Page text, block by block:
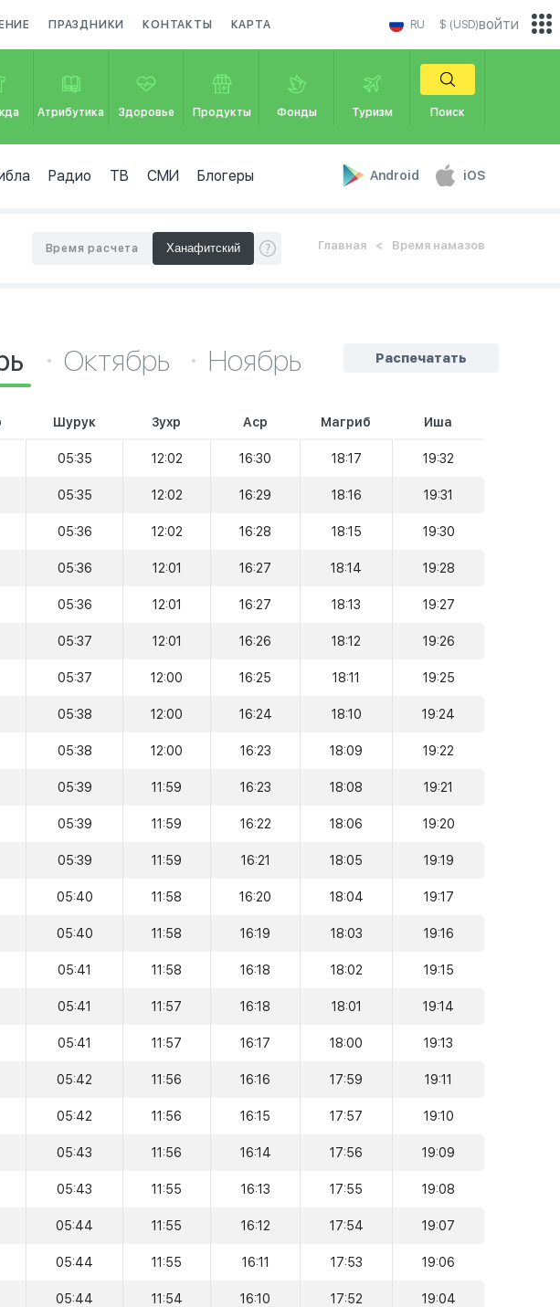
ПРАЗДНИКИ КОНТАКТЫ КАРТА RU $ (USD)
Атрибутика Здоровье Продукты Фонды Туризм Поиск
Радио ТВ СМИ Блогеры Android iOS
войти
Главная Время намазов
Время расчета
Распечатать
Октябрь Ноябрь
Шурук Зухр Аср Магриб Иша
05:35 12:02 16:30 18:17 19:32
05:35 12:02 16:29 18:16 19:31
05:36 12:02 16:28 18:15 19:30
05:36 12:01 16:27 18:14 19:28
05:36 12:01 16:27 18:13 19:27
05:37 12:01 16:26 18:12 19:26
05:37 12:00 16:25 18:11 19:25
05:38 12:00 16:24 18:10 19:24
05:38 12:00 16:23 18:09 19:22
05:39 11:59 16:23 18:08 19:21
05:39 11:59 16:22 18:06 19:20
05:39 11:59 16:21 18:05 19:19
05:40 11:58 16:20 18:04 19:17
05:40 11:58 16:19 18:03 19:16
05:41 11:58 16:18 18:02 19:15
05:41 11:57 16:18 18:01 19:14
05:41 11:57 16:17 18:00 19:13
05:42 11:56 16:16 17:59 19:11
05:42 11:56 16:15 17:57 19:10
05:43 11:56 16:14 17:56 19:09
05:43 11:55 16:13 17:55 19:08
05:44 11:55 16:12 17:54 19:07
05:44 11:55 16:11 17:53 19:06
05:44 11:54 16:10 17:52 19:04